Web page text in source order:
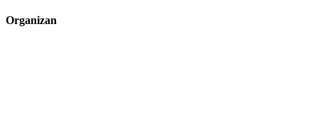
Organizan